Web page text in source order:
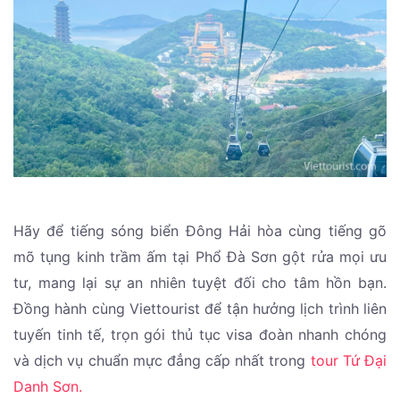
Hãy để tiếng sóng biển Đông Hải hòa cùng tiếng gõ
mõ tụng kinh trầm ấm tại Phổ Đà Sơn gột rửa mọi ưu
tư, mang lại sự an nhiên tuyệt đối cho tâm hồn bạn.
Đồng hành cùng Viettourist để tận hưởng lịch trình liên
tuyến tinh tế, trọn gói thủ tục visa đoàn nhanh chóng
và dịch vụ chuẩn mực đẳng cấp nhất trong tour Tứ Đại
Danh Sơn.